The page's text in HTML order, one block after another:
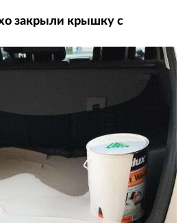
закрыли крышку с